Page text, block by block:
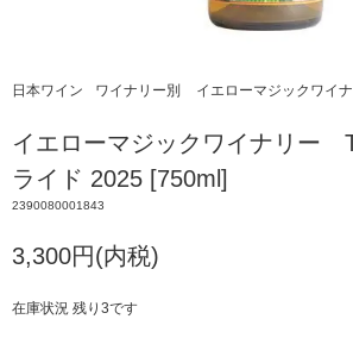
日本ワイン ワイナリー別 イエローマジックワイ
イエローマジックワイナリー
ライド 2025 [750ml]
2390080001843
3,300円(内税)
在庫状況 残り3です